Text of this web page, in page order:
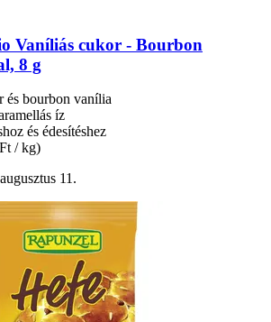
Vaníliás cukor -​ Bourbon
8 g
és bourbon vanília
íz
és édesítéshez
/ kg)
11.